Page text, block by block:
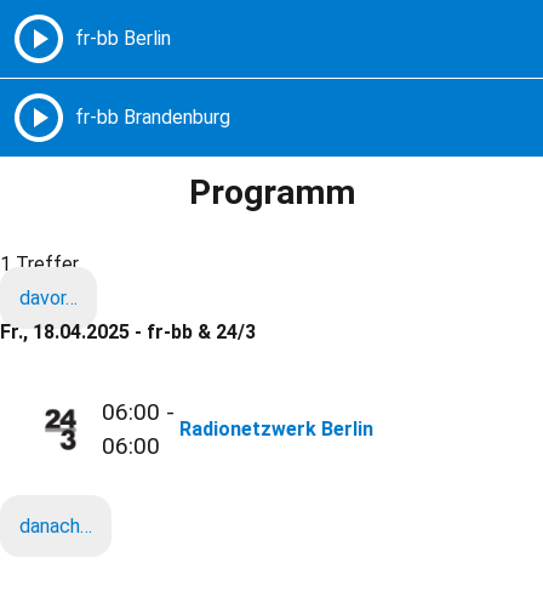
Freie Radios – Berlin Brandenburg
Programm
1 Treffer
davor…
Fr., 18.04.2025 - fr-bb & 24/3
06:00 -
06:00
Radionetzwerk Berlin
danach…